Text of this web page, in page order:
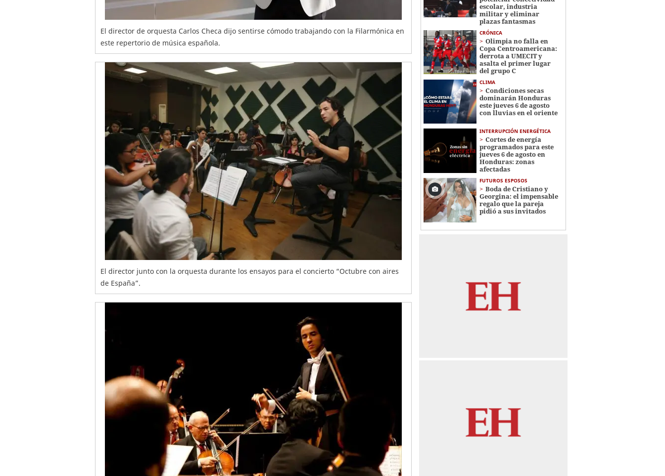
El director de orquesta Carlos Checa dijo sentirse cómodo trabajando con la Filarmónica en
este repertorio de música española.
El director junto con la orquesta durante los ensayos para el concierto “Octubre con aires
de España”.
escolar, industria
militar y eliminar
plazas fantasmas
CRÓNICA
Olimpia no falla en
Copa Centroamericana:
derrota a UMECIT y
asalta el primer lugar
del grupo C
CLIMA
Condiciones secas
dominarán Honduras
este jueves 6 de agosto
con lluvias en el oriente
INTERRUPCIÓN ENERGÉTICA
Cortes de energía
programados para este
jueves 6 de agosto en
Honduras: zonas
afectadas
FUTUROS ESPOSOS
Boda de Cristiano y
Georgina: el impensable
regalo que la pareja
pidió a sus invitados